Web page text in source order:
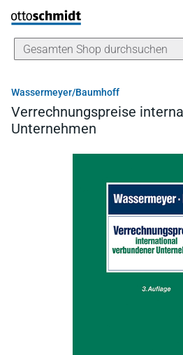
Direkt zum Inhalt
Wassermeyer/Baumhoff
Verrechnungspreise
Unternehmen